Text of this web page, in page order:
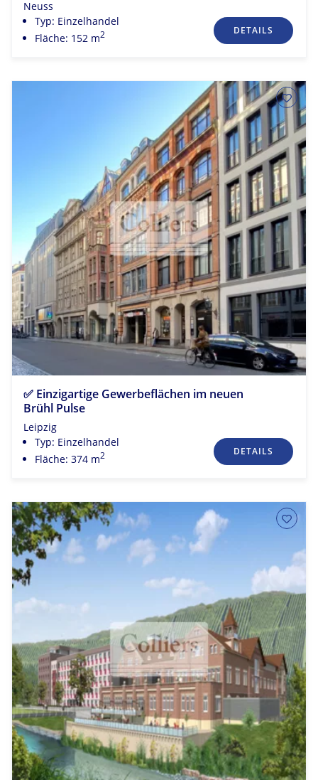
Neuss
Typ: Einzelhandel
Fläche: 152 m2 DETAILS
✅ Einzigartige Gewerbeflächen im neuen
Brühl Pulse
Leipzig
Typ: Einzelhandel
Fläche: 374 m2 DETAILS